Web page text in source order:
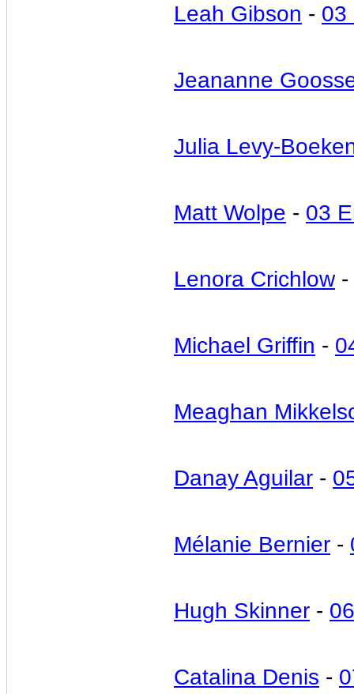
Leah Gibson - 03
Jeananne
Julia Levy-
Matt Wolpe - 03
Lenora Crichlow-
Michael Griffin -
Meaghan
Danay Aguilar -
Mélanie Bernier -
Hugh Skinner -
Catalina Denis -